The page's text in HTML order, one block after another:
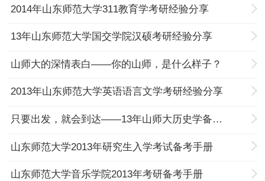
2014年山东师范大学311教育学考研经验分享
13年山东师范大学国交学院汉硕考研经验分享
山师大的深情表白——你的山师，是什么样子？
2013年山东师范大学英语语言文学考研经验分享
只要出发，就会到达——13年山师大历史学备考经验
山东师范大学2013年研究生入学考试备考手册
山东师范大学音乐学院2013年考研备考手册